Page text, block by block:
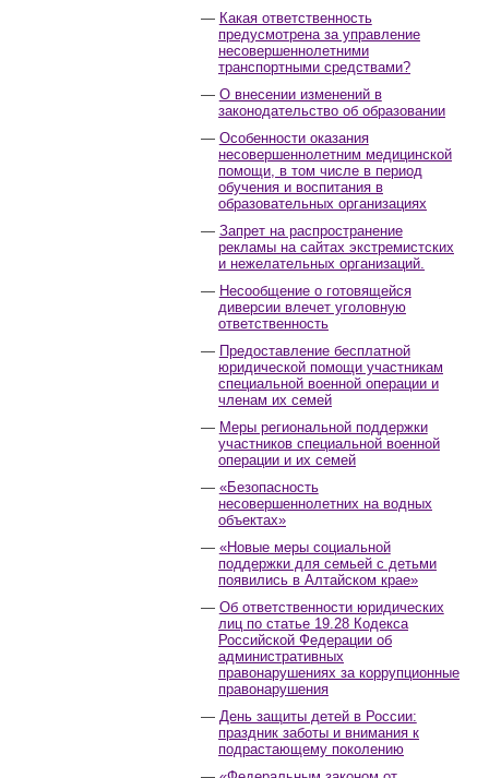
Какая ответственность
предусмотрена за управление
несовершеннолетними
транспортными средствами?
О внесении изменений в
законодательство об образовании
Особенности оказания
несовершеннолетним медицинской
помощи, в том числе в период
обучения и воспитания в
образовательных организациях
Запрет на распространение
рекламы на сайтах экстремистских
и нежелательных организаций.
Несообщение о готовящейся
диверсии влечет уголовную
ответственность
Предоставление бесплатной
юридической помощи участникам
специальной военной операции и
членам их семей
Меры региональной поддержки
участников специальной военной
операции и их семей
«Безопасность
несовершеннолетних на водных
объектах»
«Новые меры социальной
поддержки для семьей с детьми
появились в Алтайском крае»
Об ответственности юридических
лиц по статье 19.28 Кодекса
Российской Федерации об
административных
правонарушениях за коррупционные
правонарушения
День защиты детей в России:
праздник заботы и внимания к
подрастающему поколению